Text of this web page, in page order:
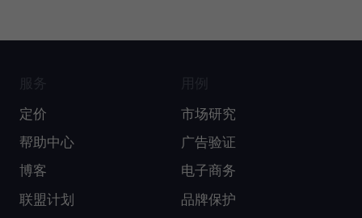
服务
定价
帮助中心
博客
联盟计划
用例
市场研究
广告验证
电子商务
品牌保护